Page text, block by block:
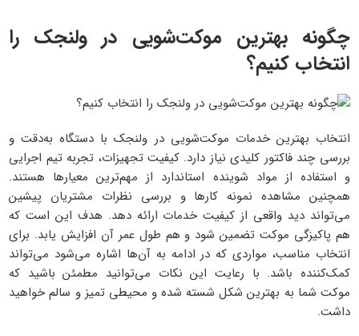
چگونه بهترین موکت‌شویی در ولنجک را
انتخاب کنیم؟
انتخاب بهترین خدمات موکت‌شویی در ولنجک با دستگاه به‌دقت و
بررسی چند فاکتور کلیدی نیاز دارد. کیفیت تجهیزات، تجربه تیم اجرایی
و استفاده از مواد شوینده استاندارد از مهم‌ترین معیارها هستند.
همچنین مشاهده نمونه کارها و بررسی نظرات مشتریان پیشین
می‌تواند دید واقعی از کیفیت خدمات ارائه دهد. هدف این است که
هم پاکیزگی موکت تضمین شود و هم طول عمر آن افزایش یابد. برای
انتخاب مناسب، مواردی که در ادامه به آن‌ها اشاره می‌شود می‌تواند
کمک‌کننده باشد. با رعایت این نکات می‌توانید مطمئن باشید که
موکت شما به بهترین شکل شسته شده و محیطی تمیز و سالم خواهید
داشت.